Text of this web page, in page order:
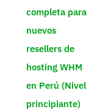
completa para
nuevos
resellers de
hosting WHM
en Perú (Nivel
principiante)